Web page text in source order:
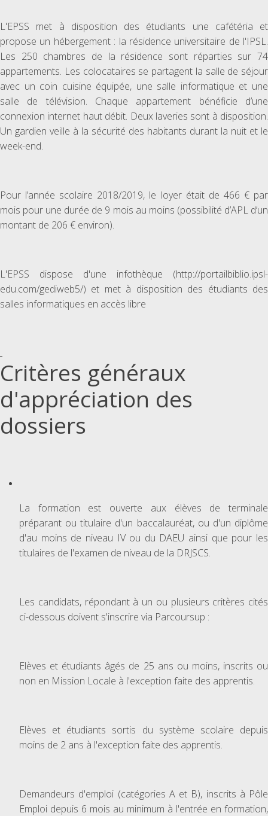
L'EPSS met à disposition des étudiants une cafétéria et
propose un hébergement : la résidence universitaire de l'IPSL.
Les 250 chambres de la résidence sont réparties sur 74
appartements. Les colocataires se partagent la salle de séjour
avec un coin cuisine équipée, une salle informatique et une
salle de télévision. Chaque appartement bénéficie d’une
connexion internet haut débit. Deux laveries sont à disposition.
Un gardien veille à la sécurité des habitants durant la nuit et le
week-end.
Pour l’année scolaire 2018/2019, le loyer était de 466 € par
mois pour une durée de 9 mois au moins (possibilité d’APL d’un
montant de 206 € environ).
L'EPSS dispose d'une infothèque (http://portailbiblio.ipsl-
edu.com/gediweb5/) et met à disposition des étudiants des
salles informatiques en accès libre
Critères généraux
d'appréciation des
dossiers
La formation est ouverte aux élèves de terminale
préparant ou titulaire d'un baccalauréat, ou d'un diplôme
d'au moins de niveau IV ou du DAEU ainsi que pour les
titulaires de l'examen de niveau de la DRJSCS.
Les candidats, répondant à un ou plusieurs critères cités
ci-dessous doivent s'inscrire via Parcoursup :
Elèves et étudiants âgés de 25 ans ou moins, inscrits ou
non en Mission Locale à l'exception faite des apprentis.
Elèves et étudiants sortis du système scolaire depuis
moins de 2 ans à l'exception faite des apprentis.
Demandeurs d'emploi (catégories A et B), inscrits à Pôle
Emploi depuis 6 mois au minimum à l'entrée en formation,